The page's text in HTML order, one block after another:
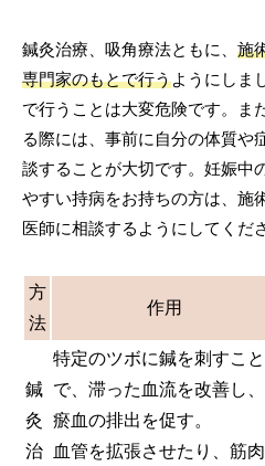
鍼灸治療、吸角療法ともに、施
専門家のもとで行うようにしま
で行うことは大変危険です。ま
る際には、事前に自分の体質や
談することが大切です。妊娠中
やすい持病をお持ちの方は、施
医師に相談するようにしてくだ
方
法
作用
鍼
灸
治
特定のツボに鍼を刺すこと
で、滞った血流を改善し、
瘀血の排出を促す。
血管を拡張させたり、筋肉